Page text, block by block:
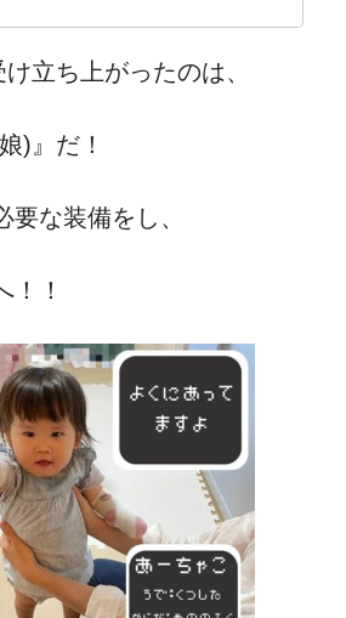
立ち上がったのは、
)』だ！
要な装備をし、
！！